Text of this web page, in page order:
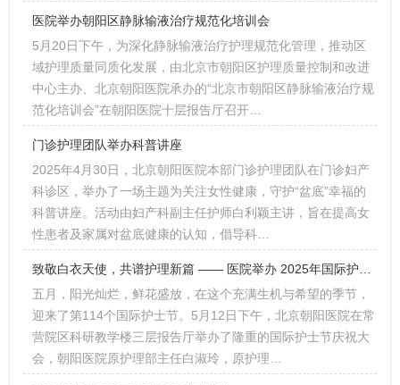
医院举办朝阳区静脉输液治疗规范化培训会
5月20日下午，为深化静脉输液治疗护理规范化管理，推动区
域护理质量同质化发展，由北京市朝阳区护理质量控制和改进
中心主办、北京朝阳医院承办的“北京市朝阳区静脉输液治疗规
范化培训会”在朝阳医院十层报告厅召开…
门诊护理团队举办科普讲座
2025年4月30日，北京朝阳医院本部门诊护理团队在门诊妇产
科诊区，举办了一场主题为关注女性健康，守护“盆底”幸福的
科普讲座。活动由妇产科副主任护师白利颖主讲，旨在提高女
性患者及家属对盆底健康的认知，倡导科…
五月，阳光灿烂，鲜花盛放，在这个充满生机与希望的季节，
迎来了第114个国际护士节。5月12日下午，北京朝阳医院在常
营院区科研教学楼三层报告厅举办了隆重的国际护士节庆祝大
会，朝阳医院原护理部主任白淑玲，原护理…